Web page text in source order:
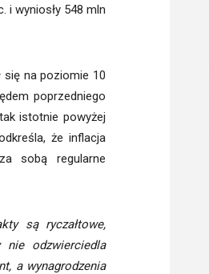
i wyniosły 548 mln
się na poziomie 10
poprzedniego
istotnie powyżej
że inflacja
sobą regularne
są ryczałtowe,
odzwierciedla
a wynagrodzenia